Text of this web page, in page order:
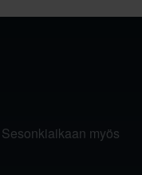
myös